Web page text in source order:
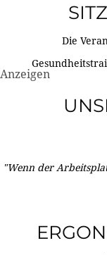
Die
Anzeigen
"Wenn der